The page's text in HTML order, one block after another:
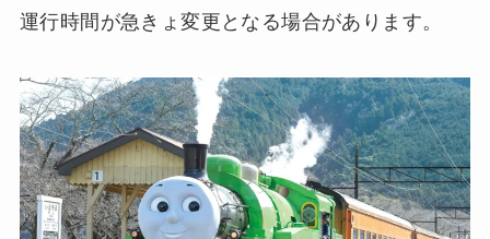
運行時間が急きょ変更となる場合があります。